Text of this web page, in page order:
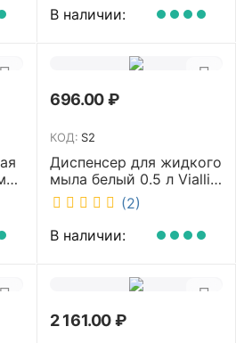
В наличии:
696.00₽
КОД: S2
Диспенсер для жидкого
мыла белый 0.5 л Vialli
S2
(2)
В наличии:
2 161.00₽